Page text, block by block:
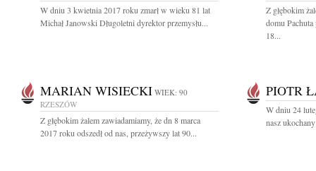
W dniu 3 kwietnia 2017 roku zmarł w wieku 81 lat
Michał Janowski Długoletni dyrektor przemysłu...
Z głębokim
domu
18...
MARIAN WISIECKI WIEK: 90
RZESZÓW
Z głębokim żalem zawiadamiamy, że dn 8 marca
2017 roku odszedł od nas, przeżywszy lat 90...
PIOTR
W dniu 24
nasz